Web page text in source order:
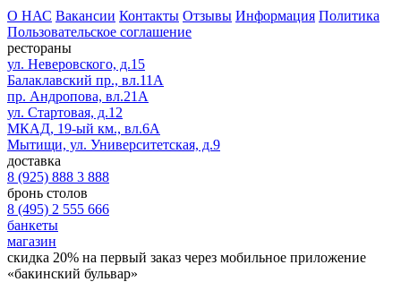
О НАС Вакансии Контакты Отзывы Информация Политика
Пользовательское соглашение
рестораны
ул. Неверовского, д.15
Балаклавский пр., вл.11А
пр. Андропова, вл.21А
ул. Стартовая, д.12
МКАД, 19-ый км., вл.6А
Мытищи, ул. Университетская, д.9
доставка
8 (925) 888 3 888
бронь столов
8 (495) 2 555 666
банкеты
магазин
скидка 20% на первый заказ через мобильное приложение
«бакинский бульвар»